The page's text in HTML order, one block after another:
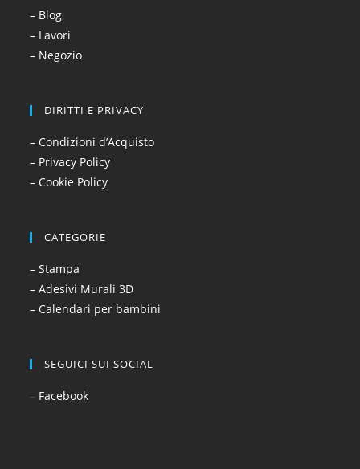
– Blog
– Lavori
– Negozio
DIRITTI E PRIVACY
– Condizioni d’Acquisto
– Privacy Policy
– Cookie Policy
CATEGORIE
– Stampa
– Adesivi Murali 3D
– Calendari per bambini
SEGUICI SUI SOCIAL
– Facebook